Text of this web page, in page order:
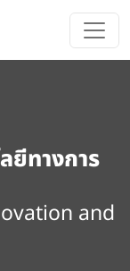
ยีทางการ
and